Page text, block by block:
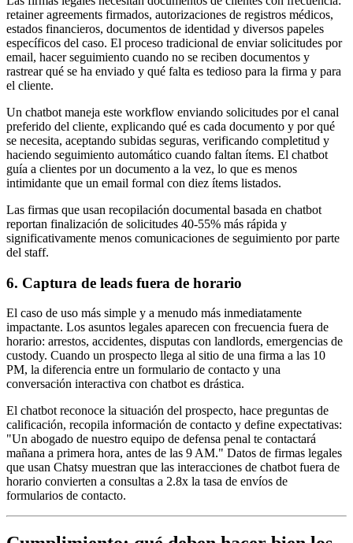
retainer agreements firmados, autorizaciones de registros médicos,
estados financieros, documentos de identidad y diversos papeles
específicos del caso. El proceso tradicional de enviar solicitudes por
email, hacer seguimiento cuando no se reciben documentos y
rastrear qué se ha enviado y qué falta es tedioso para la firma y para
el cliente.
Un chatbot maneja este workflow enviando solicitudes por el canal
preferido del cliente, explicando qué es cada documento y por qué
se necesita, aceptando subidas seguras, verificando completitud y
haciendo seguimiento automático cuando faltan ítems. El chatbot
guía a clientes por un documento a la vez, lo que es menos
intimidante que un email formal con diez ítems listados.
Las firmas que usan recopilación documental basada en chatbot
reportan finalización de solicitudes 40-55% más rápida y
significativamente menos comunicaciones de seguimiento por parte
del staff.
6. Captura de leads fuera de horario
El caso de uso más simple y a menudo más inmediatamente
impactante. Los asuntos legales aparecen con frecuencia fuera de
horario: arrestos, accidentes, disputas con landlords, emergencias de
custody. Cuando un prospecto llega al sitio de una firma a las 10
PM, la diferencia entre un formulario de contacto y una
conversación interactiva con chatbot es drástica.
El chatbot reconoce la situación del prospecto, hace preguntas de
calificación, recopila información de contacto y define expectativas:
"Un abogado de nuestro equipo de defensa penal te contactará
mañana a primera hora, antes de las 9 AM." Datos de firmas legales
que usan Chatsy muestran que las interacciones de chatbot fuera de
horario convierten a consultas a 2.8x la tasa de envíos de
formularios de contacto.